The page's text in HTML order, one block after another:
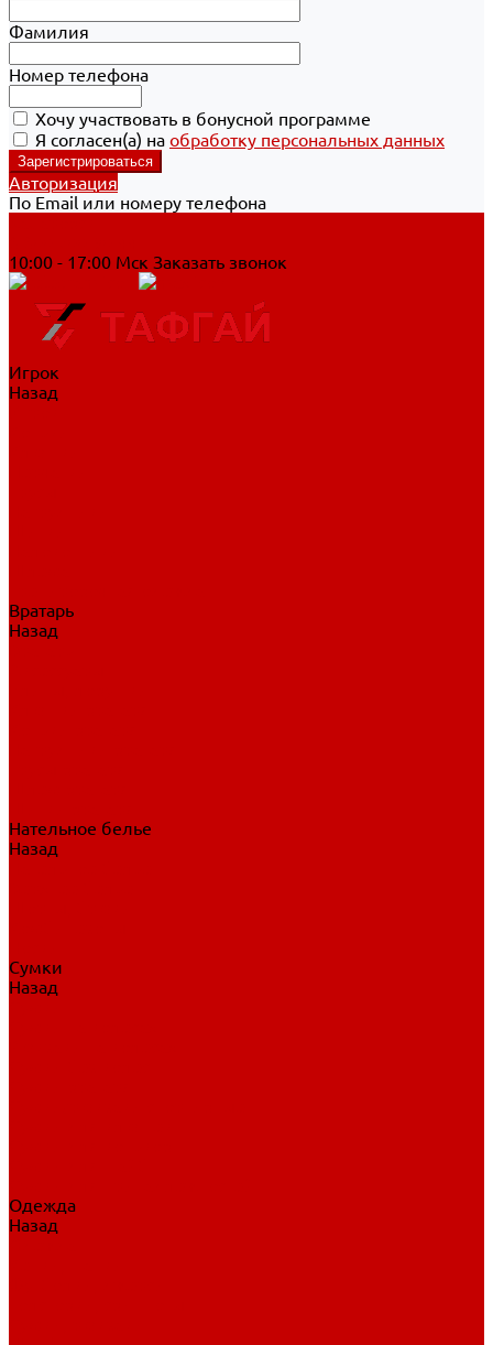
Фамилия
Номер телефона
Хочу участвовать в бонусной программе
Я согласен(а) на обработку персональных данных
Авторизация
По Email или номеру телефона
10:00 - 17:00 Мск Заказать звонок
Игрок
Назад
Вратарь
Назад
Нательное белье
Назад
Сумки
Назад
Одежда
Назад